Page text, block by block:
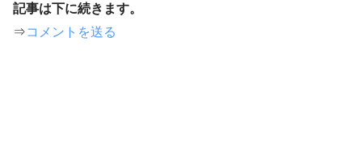
記事は下に続きます。
⇒コメントを送る